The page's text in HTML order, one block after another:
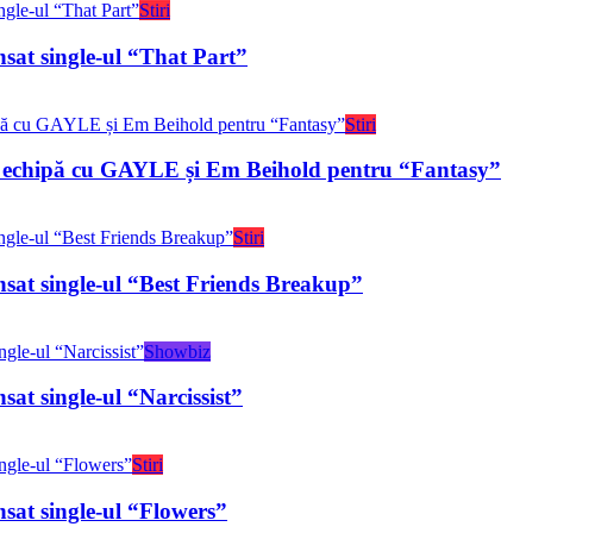
Stiri
single-ul “That Part”
Stiri
cu GAYLE și Em Beihold pentru “Fantasy”
Stiri
single-ul “Best Friends Breakup”
Showbiz
single-ul “Narcissist”
Stiri
single-ul “Flowers”